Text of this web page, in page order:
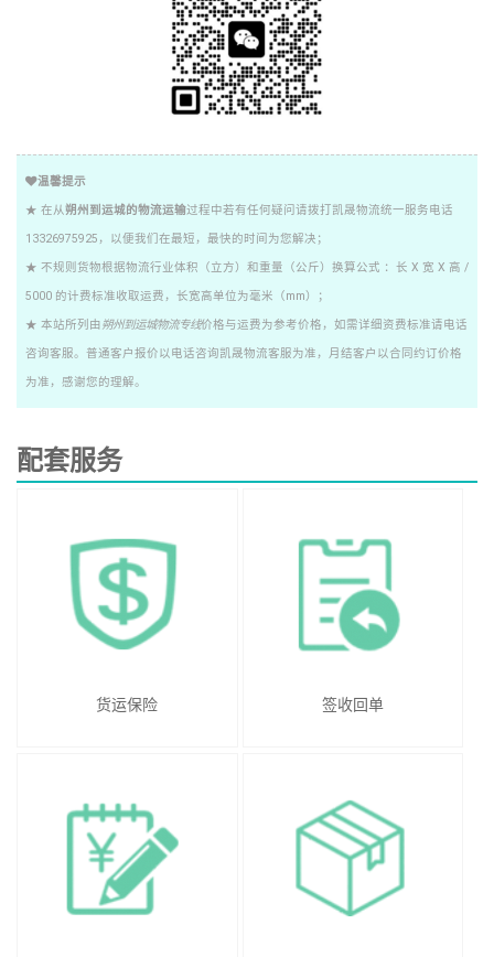
温馨提示
★ 在从朔州到运城的物流运输过程中若有任何疑问请拨打凯晟物流统一服务电话
13326975925，以便我们在最短，最快的时间为您解决；
★ 不规则货物根据物流行业体积（立方）和重量（公斤）换算公式 ：长 X 宽 X 高 /
5000 的计费标准收取运费，长宽高单位为毫米（mm）；
★ 本站所列由朔州到运城物流专线价格与运费为参考价格，如需详细资费标准请电话
咨询客服。普通客户报价以电话咨询凯晟物流客服为准，月结客户以合同约订价格
为准，感谢您的理解。
配套服务
货运保险 签收回单